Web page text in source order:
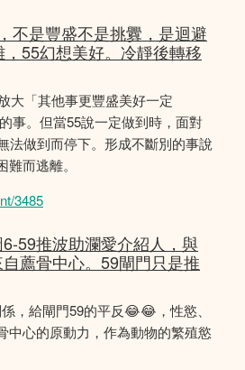
不是豐盛不是挑釁，是迴避
55幻想美好。冷靜後轉移
大「其他事更豐盛美好一定
事。但當55說一定做到時，面對
法做到而停下。形成不斷別的事說
而逃離。
3485
59推波助瀾愛介紹人，與
薦骨中心。59閘門只是推
，給閘門59的平反😂😂，性慾、
中心的原動力，作為動物的繁殖慾